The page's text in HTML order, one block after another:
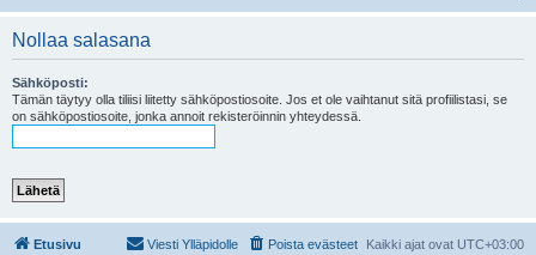
Nollaa salasana
Sähköposti:
Tämän täytyy olla tiliisi liitetty sähköpostiosoite. Jos et ole vaihtanut sitä profiilistasi, se
on sähköpostiosoite, jonka annoit rekisteröinnin yhteydessä.
Etusivu Kaikki ajat ovat UTC+03:00
Poista evästeet
Viesti Ylläpidolle